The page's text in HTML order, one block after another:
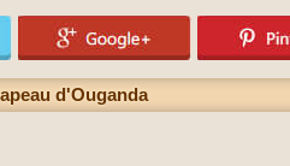
d'Ouganda